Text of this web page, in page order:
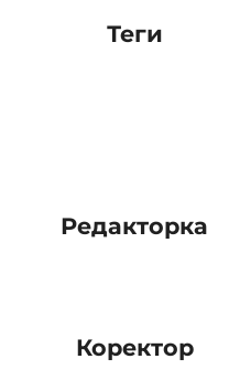
Теги
Редакторка
Коректор